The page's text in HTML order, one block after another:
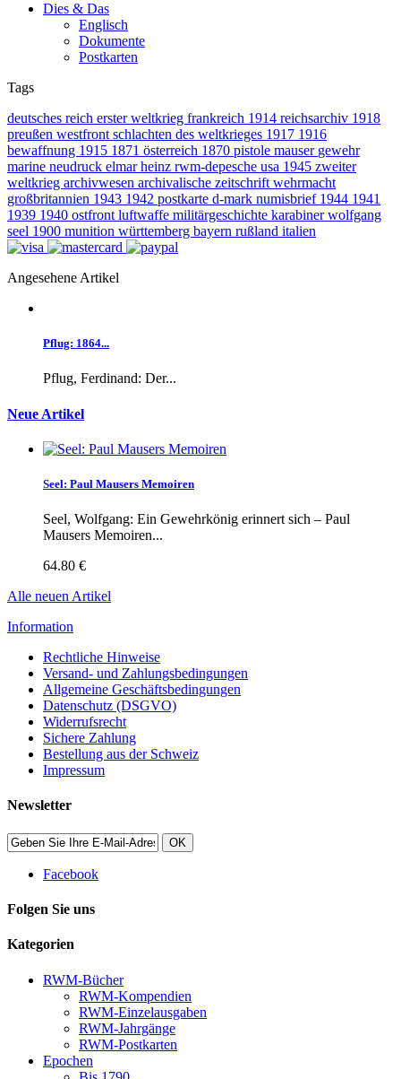
Dies & Das
Englisch
Dokumente
Postkarten
Tags
deutsches reich erster weltkrieg frankreich 1914 reichsarchiv 1918
preußen westfront schlachten des weltkrieges 1917 1916
bewaffnung 1915 1871 österreich 1870 pistole mauser gewehr
marine neudruck elmar heinz rwm-depesche usa 1945 zweiter
weltkrieg archivwesen archivalische zeitschrift wehrmacht
großbritannien 1943 1942 postkarte d-mark numisbrief 1944 1941
1939 1940 ostfront luftwaffe militärgeschichte karabinerwolfgang
seel 1900 munition württemberg bayern rußland italien
Angesehene Artikel
Pflug: 1864...
Pflug, Ferdinand: Der...
Neue Artikel
Seel: Paul Mausers Memoiren
Seel, Wolfgang: Ein Gewehrkönig erinnert sich – Paul
Mausers Memoiren...
64.80 €
Alle neuen Artikel
Information
Rechtliche Hinweise
Versand- und Zahlungsbedingungen
Allgemeine Geschäftsbedingungen
Datenschutz (DSGVO)
Widerrufsrecht
Sichere Zahlung
Bestellung aus der Schweiz
Impressum
Newsletter
OK
Facebook
Folgen Sie uns
Kategorien
RWM-Bücher
RWM-Kompendien
RWM-Einzelausgaben
RWM-Jahrgänge
RWM-Postkarten
Epochen